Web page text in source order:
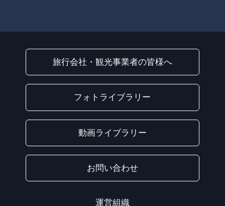
旅行会社・観光事業者の皆様へ
フォトライブラリー
動画ライブラリー
お問い合わせ
運営組織